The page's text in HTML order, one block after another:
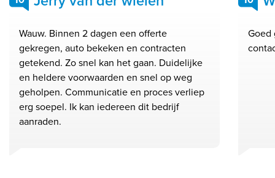
Wauw. Binnen 2 dagen een offerte
gekregen, auto bekeken en contracten
getekend. Zo snel kan het gaan. Duidelijke
en heldere voorwaarden en snel op weg
geholpen. Communicatie en proces verliep
erg soepel. Ik kan iedereen dit bedrijf
aanraden.
Goed